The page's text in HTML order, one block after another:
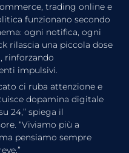
trading online e
funzionano secondo
ogni notifica, ogni
rilascia una piccola dose
rinforzando
impulsivi.
ci ruba attenzione e
dopamina digitale
24,” spiega il
“Viviamo più a
pensiamo sempre